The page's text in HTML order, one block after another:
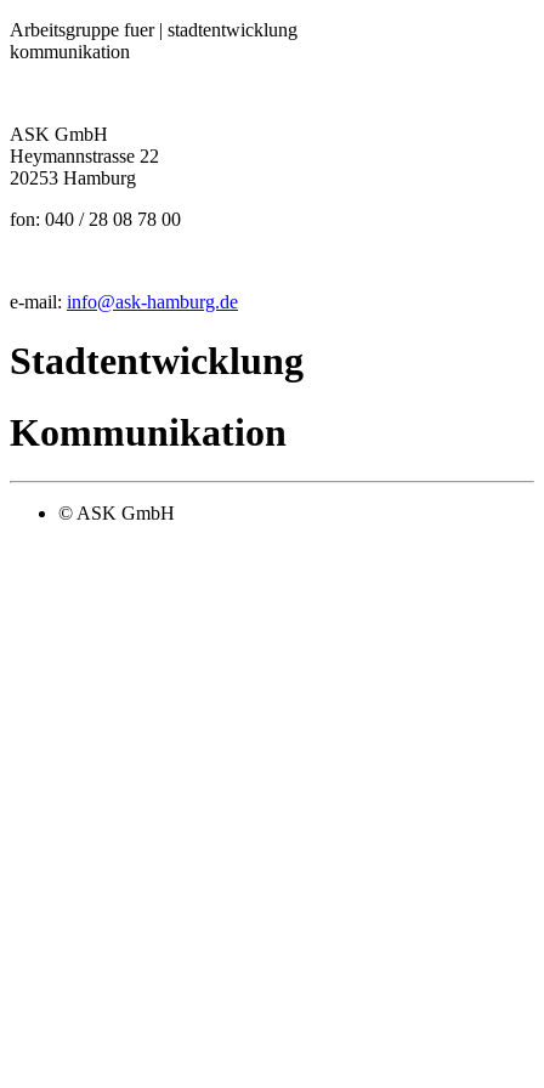
Arbeitsgruppe fuer | stadtentwicklung
kommunikation
ASK GmbH
Heymannstrasse 22
20253 Hamburg
fon: 040 / 28 08 78 00
e-mail: info@ask-hamburg.de
Stadtentwicklung
Kommunikation
© ASK GmbH